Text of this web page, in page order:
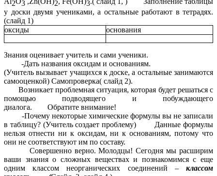
2 3 2 3
у доски двумя учениками, а остальные работают в тетрадях.
(слайд 1)
оксиды
основания
Знания оценивает учитель и сами ученики.
-Дать названия оксидам и основаниям.
(Учитель вызывает учащихся к доске, а остальные занимаются
самооценкой) Самопроверка( слайд 2).
Возникает проблемная ситуация, которая будет решаться с
помощью подводящего и побуждающего
диалога. Обратите внимание!
-Почему некоторые химические формулы вы не записали
в таблицу? (Учитель создает проблему) Данные формулы
нельзя отнести ни к оксидам, ни к основаниям, потому что
они не соответствуют им по составу.
Совершенно верно. Молодцы! Сегодня мы расширим
ваши знания о сложных веществах и познакомимся с еще
одним классом неорганических соединений – классом